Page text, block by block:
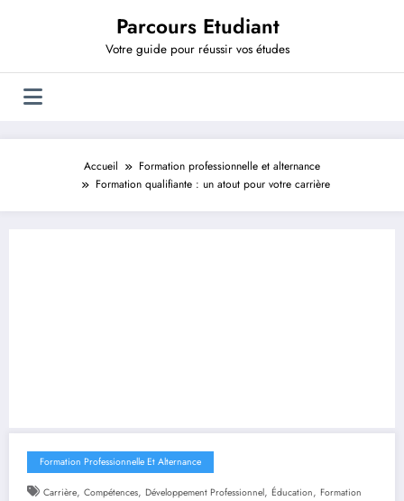
Parcours Etudiant
Votre guide pour réussir vos études
Accueil
Formation professionnelle et alternance
Formation qualifiante : un atout pour votre carrière
Formation Professionnelle Et Alternance
Carrière, Compétences, Développement Professionnel, Éducation, Formation